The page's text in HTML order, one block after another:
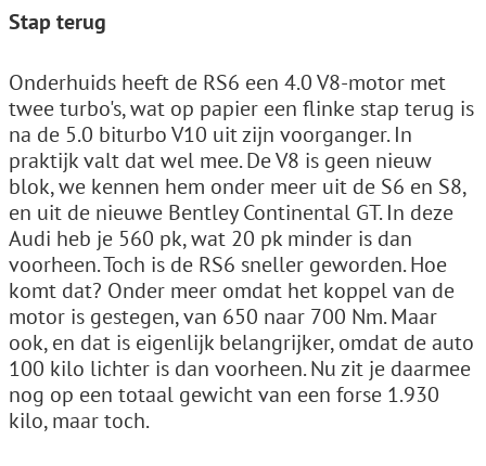
Stap terug
Onderhuids heeft de RS6 een 4.0 V8-motor met
twee turbo's, wat op papier een flinke stap terug is
na de 5.0 biturbo V10 uit zijn voorganger. In
praktijk valt dat wel mee. De V8 is geen nieuw
blok, we kennen hem onder meer uit de S6 en S8,
en uit de nieuwe Bentley Continental GT. In deze
Audi heb je 560 pk, wat 20 pk minder is dan
voorheen. Toch is de RS6 sneller geworden. Hoe
komt dat? Onder meer omdat het koppel van de
motor is gestegen, van 650 naar 700 Nm. Maar
ook, en dat is eigenlijk belangrijker, omdat de auto
100 kilo lichter is dan voorheen. Nu zit je daarmee
nog op een totaal gewicht van een forse 1.930
kilo, maar toch.